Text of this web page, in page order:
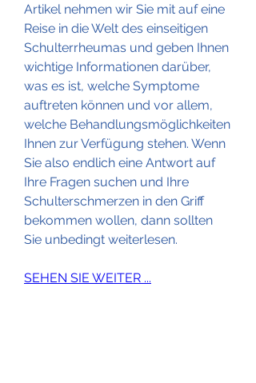
Artikel nehmen wir Sie mit auf eine
Reise in die Welt des einseitigen
Schulterrheumas und geben Ihnen
wichtige Informationen darüber,
was es ist, welche Symptome
auftreten können und vor allem,
welche Behandlungsmöglichkeiten
Ihnen zur Verfügung stehen. Wenn
Sie also endlich eine Antwort auf
Ihre Fragen suchen und Ihre
Schulterschmerzen in den Griff
bekommen wollen, dann sollten
Sie unbedingt weiterlesen.
SEHEN SIE WEITER ...